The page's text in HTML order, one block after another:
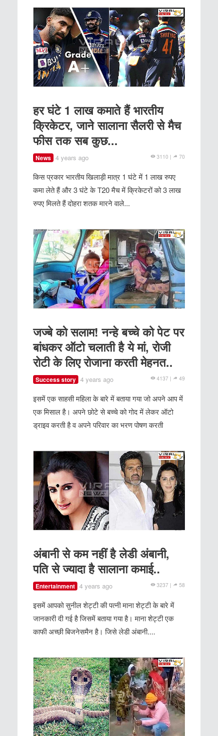
हर घंटे 1 लाख कमाते हैं भारतीय
क्रिकेटर, जाने सालाना सैलरी से मैच
फीस तक सब कुछ...
News 4 years ago 3110 | 70
किस प्रकार भारतीय खिलाड़ी मात्र 1 घंटे में 1 लाख रुपए
कमा लेते हैं और 3 घंटे के T20 मैच में क्रिकेटरों को 3 लाख
रुपए मिलते हैं दोहरा शतक मारने वाले...
जज्बे को सलाम! नन्हे बच्चे को पेट पर
बांधकर ऑटो चलाती है ये मां, रोजी
रोटी के लिए रोजाना करती मेहनत..
Success story 4 years ago 4137 | 49
इसमें एक साहसी महिला के बारे में बताया गया जो अपने आप में
एक मिसाल है। अपने छोटे से बच्चे को गोद में लेकर ऑटो
ड्राइव करती है व अपने परिवार का भरण पोषण करती
अंबानी से कम नहीं है लेडी अंबानी,
पति से ज्यादा है सालाना कमाई..
Entertainment 4 years ago 3237 | 58
इसमें आपको सुनील शेट्टी की पत्नी माना शेट्टी के बारे में
जानकारी दी गई है जिसमें बताया गया है। माना शेट्टी एक
काफी अच्छी बिजनेसमैन है। जिसे लेडी अंबानी....